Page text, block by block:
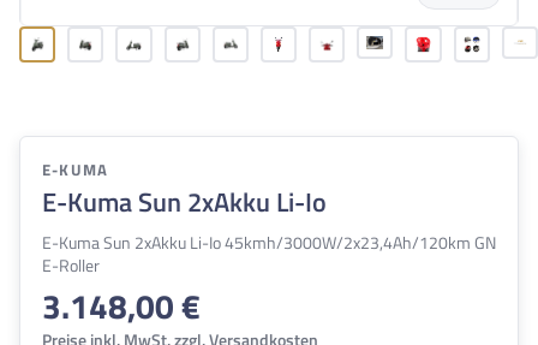
E-KUMA
E-Kuma Sun 2xAkku Li-Io
E-Kuma Sun 2xAkku Li-Io 45kmh/3000W/2x23,4Ah/120km GN
E-Roller
Regulärer Preis:
3.148,00 €
Preise inkl. MwSt. zzgl. Versandkosten